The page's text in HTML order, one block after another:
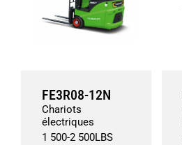
FE3R08-12N
Chariots
électriques
1 500-2 500LBS